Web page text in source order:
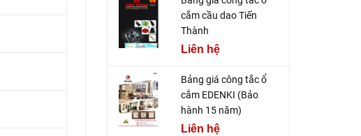
cắm cầu dao Tiến
Thành
Liên hệ
Bảng giá công tắc ổ
cắm EDENKI (Bảo
hành 15 năm)
Liên hệ